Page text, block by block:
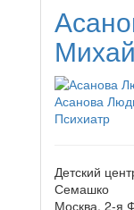
Асанова
Психиатр
Детский
Семашко
Москва, 2-я